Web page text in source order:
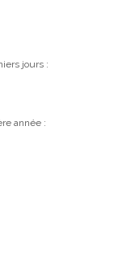
jours :
année :